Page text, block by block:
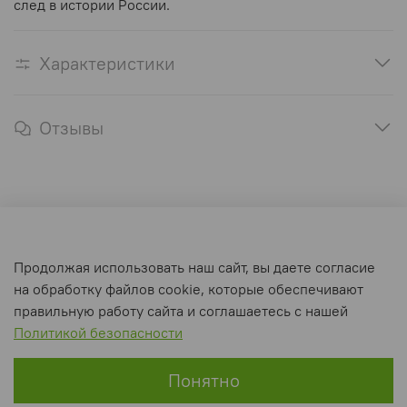
след в истории России.
Характеристики
Отзывы
Пользовательское соглашение
Условия обмена и возврата
Интернет-магазин создан на inSales
Продолжая использовать наш сайт, вы даете согласие
на обработку файлов cookie, которые обеспечивают
правильную работу сайта и соглашаетесь с нашей
Политикой безопасности
Понятно